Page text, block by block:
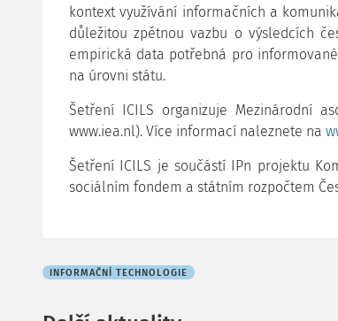
kontext využívání informačních a
důležitou zpětnou vazbu o výsledcích
empirická data potřebná pro
na úrovni státu.
Šetření ICILS organizuje Mezinárodní
www.iea.nl). Více informací naleznete na
Šetření ICILS je součástí IPn projektu
sociálním fondem a státním rozpočtem
INFORMAČNÍ TECHNOLOGIE